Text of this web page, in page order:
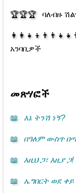
🏆🏆🏆 ባለብዙ
አንባቢዎች
መጽሃፎች
📖 እኔ ትንሽ ነኝ?
📖 በዓለም ውስጥ
📖 እዚህ ጋ፣ እዚያ ጋ!
📖 ኤግበርት ወደ